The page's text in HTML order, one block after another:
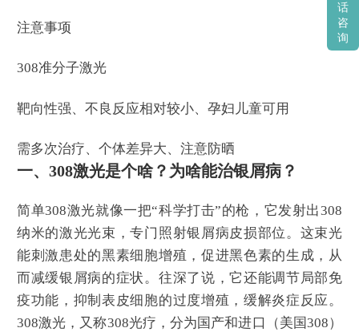
注意事项
308准分子激光
靶向性强、不良反应相对较小、孕妇儿童可用
需多次治疗、个体差异大、注意防晒
一、308激光是个啥？为啥能治银屑病？
简单308激光就像一把“科学打击”的枪，它发射出308
纳米的激光光束，专门照射银屑病皮损部位。这束光
能刺激患处的黑素细胞增殖，促进黑色素的生成，从
而减缓银屑病的症状。往深了说，它还能调节局部免
疫功能，抑制表皮细胞的过度增殖，缓解炎症反应。
308激光，又称308光疗，分为国产和进口（美国308）
话
咨
询